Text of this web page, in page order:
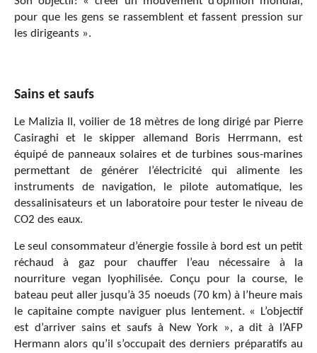
pour que les gens se rassemblent et fassent pression sur
les dirigeants ».
Sains et saufs
Le Malizia II, voilier de 18 mètres de long dirigé par Pierre
Casiraghi et le skipper allemand Boris Herrmann, est
équipé de panneaux solaires et de turbines sous-marines
permettant de générer l’électricité qui alimente les
instruments de navigation, le pilote automatique, les
dessalinisateurs et un laboratoire pour tester le niveau de
CO2 des eaux.
Le seul consommateur d’énergie fossile à bord est un petit
réchaud à gaz pour chauffer l’eau nécessaire à la
nourriture vegan lyophilisée. Conçu pour la course, le
bateau peut aller jusqu’à 35 noeuds (70 km) à l’heure mais
le capitaine compte naviguer plus lentement. « L’objectif
est d’arriver sains et saufs à New York », a dit à l’AFP
Hermann alors qu’il s’occupait des derniers préparatifs au